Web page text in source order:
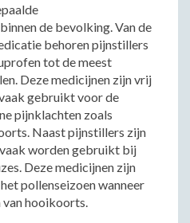
de bevolking. Van de
behoren pijnstillers
tot de meest
Deze medicijnen zijn vrij
gebruikt voor de
pijnklachten zoals
Naast pijnstillers zijn
worden gebruikt bij
Deze medicijnen zijn
pollenseizoen wanneer
van hooikoorts.